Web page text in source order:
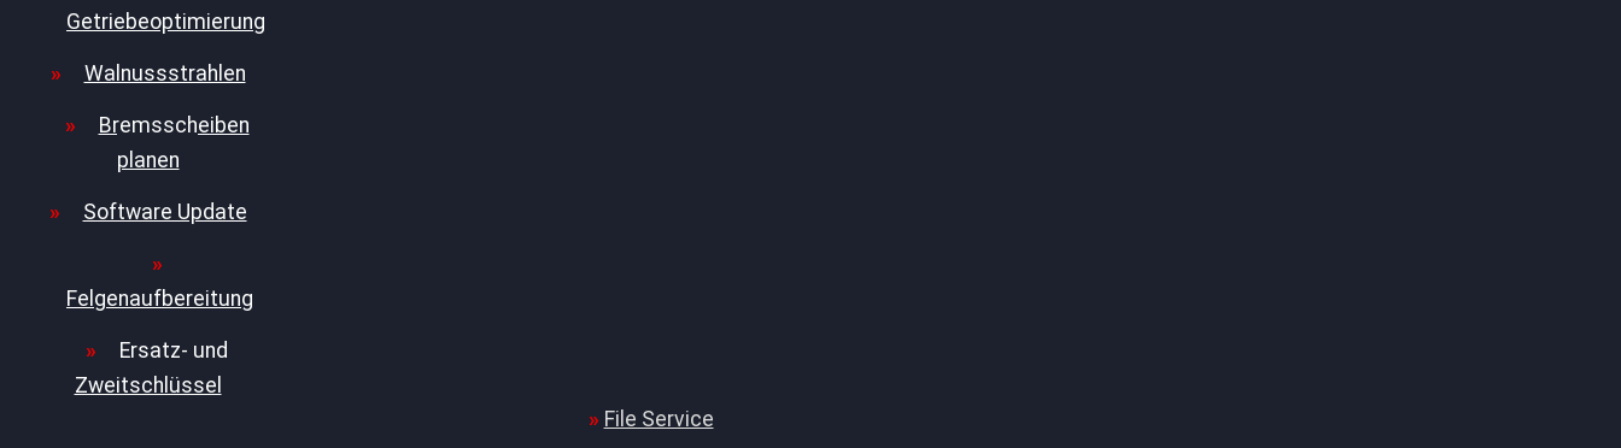
Getriebeoptimierung
Walnussstrahlen
Bremsscheiben
planen
Software Update
Felgenaufbereitung
Ersatz- und
Zweitschlüssel
File Service